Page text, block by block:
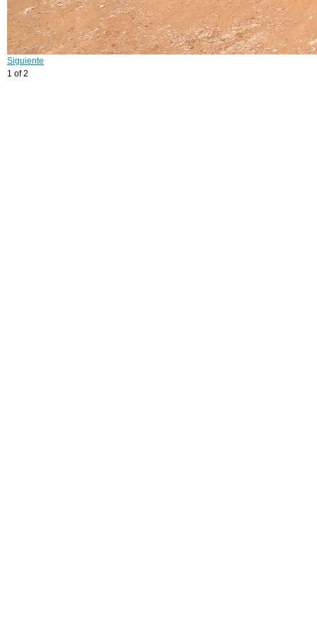
Siguiente
1 of 2